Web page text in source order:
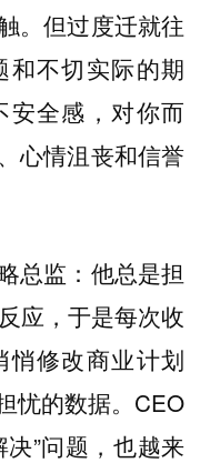
。但过度迁就往
和不切实际的期
安全感，对你而
心情沮丧和信誉
总监：他总是担
应，于是每次收
悄修改商业计划
忧的数据。CEO
”问题，也越来